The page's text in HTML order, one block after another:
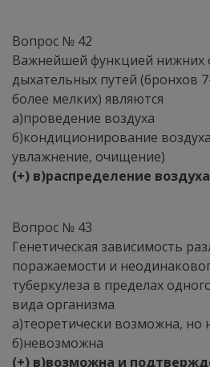
Вопрос № 42
Важнейшей функцией нижних
дыхательных путей (бронхов
более мелких) являются
а)проведение воздуха
б)кондиционирование
увлажнение, очищение)
(+) в)распределение воздуха
Вопрос № 43
Генетическая зависимость
поражаемости и
туберкулеза в пределах
вида организма
а)теоретически возможна, но
б)невозможна
(+) в)возможна и